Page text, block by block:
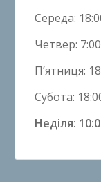
Середа:
Четвер: 7:00
П’ятниця:
Субота:
Неділя: